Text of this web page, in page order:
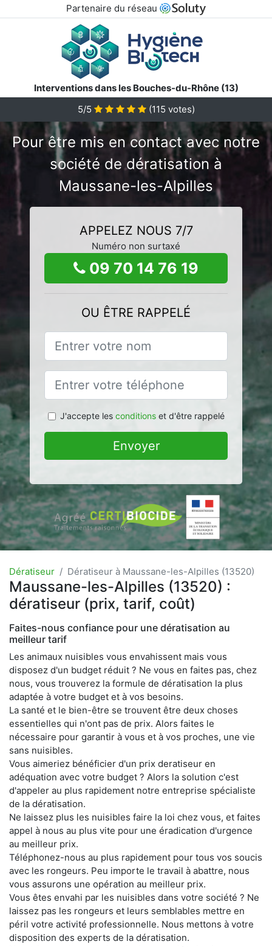
Partenaire du réseau
Interventions dans les Bouches-du-Rhône (13)
5/5
(115 votes)
Pour être mis en contact avec notre
société de dératisation à
Maussane-les-Alpilles
APPELEZ NOUS 7/7
Numéro non surtaxé
09 70 14 76 19
OU ÊTRE RAPPELÉ
J'accepte les conditionset d'être rappelé
Envoyer
Dératiseur Dératiseur à Maussane-les-Alpilles (13520)
Maussane-les-Alpilles (13520) :
dératiseur (prix, tarif, coût)
Faites-nous confiance pour une dératisation au
meilleur tarif
Les animaux nuisibles vous envahissent mais vous
disposez d'un budget réduit ? Ne vous en faites pas, chez
nous, vous trouverez la formule de dératisation la plus
adaptée à votre budget et à vos besoins.
La santé et le bien-être se trouvent être deux choses
essentielles qui n'ont pas de prix. Alors faites le
nécessaire pour garantir à vous et à vos proches, une vie
sans nuisibles.
Vous aimeriez bénéficier d'un prix deratiseur en
adéquation avec votre budget ? Alors la solution c'est
d'appeler au plus rapidement notre entreprise spécialiste
de la dératisation.
Ne laissez plus les nuisibles faire la loi chez vous, et faites
appel à nous au plus vite pour une éradication d'urgence
au meilleur prix.
Téléphonez-nous au plus rapidement pour tous vos soucis
avec les rongeurs. Peu importe le travail à abattre, nous
vous assurons une opération au meilleur prix.
Vous êtes envahi par les nuisibles dans votre société ? Ne
laissez pas les rongeurs et leurs semblables mettre en
péril votre activité professionnelle. Nous mettons à votre
disposition des experts de la dératisation.